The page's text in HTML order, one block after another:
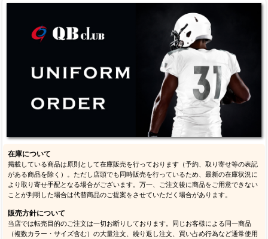
在庫について
掲載している商品は原則として在庫販売を行っております（予約、取り寄せ等の表記
がある商品を除く）。ただし店頭でも同時販売を行っているため、最新の在庫状況に
より取り寄せ手配となる場合がございます。万一、ご注文後に商品をご用意できない
ことが判明した場合は代替商品のご提案をさせていただく場合があります。
販売方針について
当店では転売目的のご注文は一切お断りしております。同じお客様による同一商品
（複数カラー・サイズ含む）の大量注文、繰り返し注文、買い占め行為など通常使用